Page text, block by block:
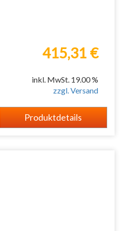
415,31 €
inkl. MwSt. 19.00 %
zzgl. Versand
Produktdetails